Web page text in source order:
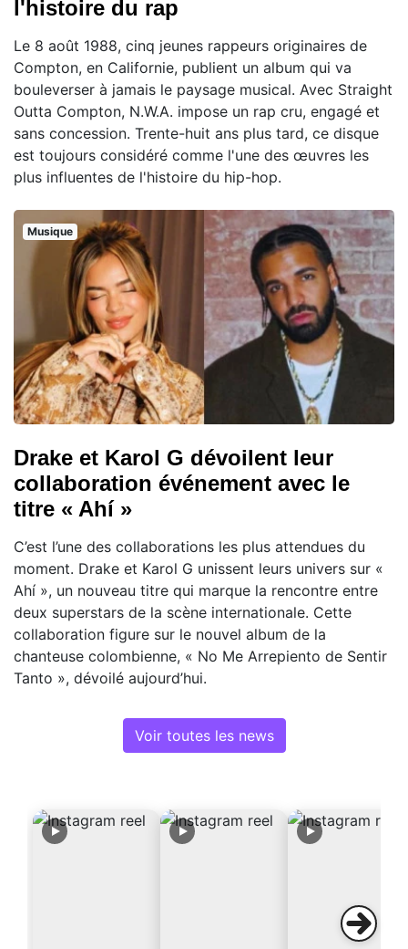
l'histoire du rap
Le 8 août 1988, cinq jeunes rappeurs originaires de
Compton, en Californie, publient un album qui va
bouleverser à jamais le paysage musical. Avec Straight
Outta Compton, N.W.A. impose un rap cru, engagé et
sans concession. Trente-huit ans plus tard, ce disque
est toujours considéré comme l'une des œuvres les
plus influentes de l'histoire du hip-hop.
Musique
Drake et Karol G dévoilent leur
collaboration événement avec le
titre « Ahí »
C’est l’une des collaborations les plus attendues du
moment. Drake et Karol G unissent leurs univers sur «
Ahí », un nouveau titre qui marque la rencontre entre
deux superstars de la scène internationale. Cette
collaboration figure sur le nouvel album de la
chanteuse colombienne, « No Me Arrepiento de Sentir
Tanto », dévoilé aujourd’hui.
Voir toutes les news